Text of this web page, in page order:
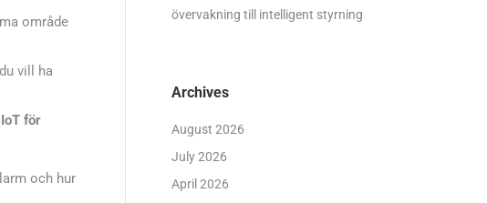
område
vill ha
för
och hur
övervakning till intelligent styrning
Archives
August 2026
July 2026
April 2026